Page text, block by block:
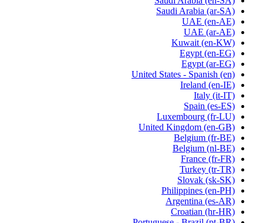
Saudi Arabia (ar-SA)
UAE (en-AE)
UAE (ar-AE)
Kuwait (en-KW)
Egypt (en-EG)
Egypt (ar-EG)
United States - Spanish (en)
Ireland (en-IE)
Italy (it-IT)
Spain (es-ES)
Luxembourg (fr-LU)
United Kingdom (en-GB)
Belgium (fr-BE)
Belgium (nl-BE)
France (fr-FR)
Turkey (tr-TR)
Slovak (sk-SK)
Philippines (en-PH)
Argentina (es-AR)
Croatian (hr-HR)